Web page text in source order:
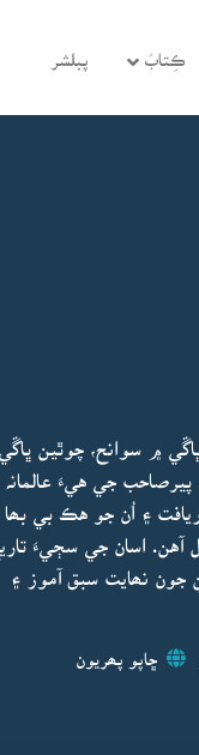
ڪِتابَ پبلشر
۾ سوانح، چوٿين
جي هيءَ عالمانہ
۽ اُن جو هڪ بي بھا
آهن. اسان جي سڄيءَ
جون نھايت سبق آموز ۽
ڇاپو پھريون